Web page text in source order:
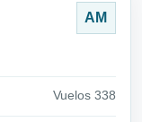
AM
Vuelos 338